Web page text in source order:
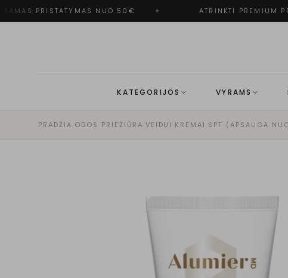
PRISTATYMAS NUO 50€ ATRINKTI PREMIUM
KATEGORIJOS VYRAMS
PRADŽIA·ODOS PRIEŽIŪRA·VEIDUI ·KREMAI ·SPF (APSAUGA